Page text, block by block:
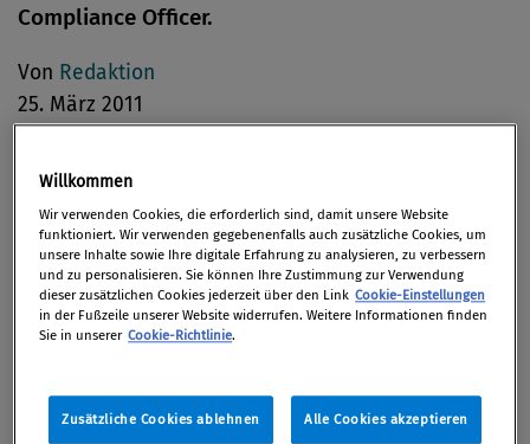
Compliance Officer.
Von Redaktion
25. März 2011
Viele neue Berufe mit guten Job-Aussichten sind
unter den deutschen Erwerbstätigen noch
unbekannt. Das zeigt eine aktuelle Forsa-Umfrage
der Deutschen Universität für Weiterbildung (DUW)
im Februar und März unter 1.002 Erwerbstätigen. So
tut. Dabei handelt es sich um sehr gefragte
Willkommen
Wir verwenden Cookies, die erforderlich sind, damit unsere Website
funktioniert. Wir verwenden gegebenenfalls auch zusätzliche Cookies, um
unsere Inhalte sowie Ihre digitale Erfahrung zu analysieren, zu verbessern
und zu personalisieren. Sie können Ihre Zustimmung zur Verwendung
dieser zusätzlichen Cookies jederzeit über den Link Cookie-Einstellungen
in der Fußzeile unserer Website widerrufen. Weitere Informationen finden
Sie in unserer Cookie-Richtlinie.
Zusätzliche Cookies ablehnen Alle Cookies akzeptieren